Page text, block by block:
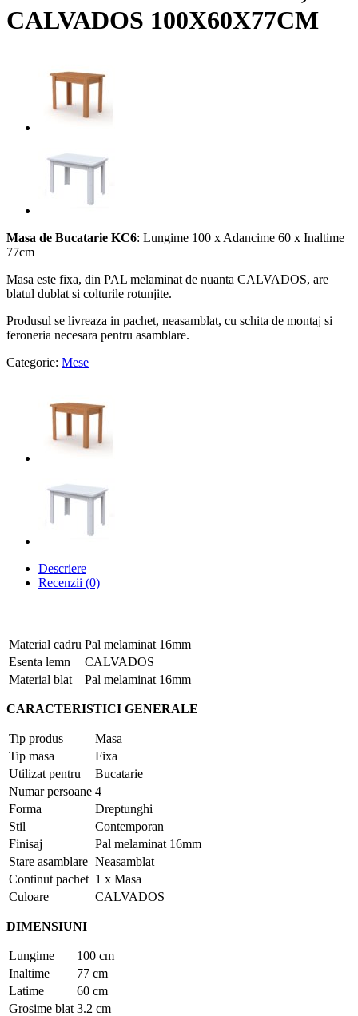
CALVADOS 100X60X77CM
Masa de Bucatarie KC6: Lungime 100 x Adancime 60 x Inaltime
77cm
Masa este fixa, din PAL melaminat de nuanta CALVADOS, are
blatul dublat si colturile rotunjite.
Produsul se livreaza in pachet, neasamblat, cu schita de montaj si
feroneria necesara pentru asamblare.
Categorie: Mese
Descriere
Recenzii (0)
Material cadru Pal melaminat 16mm
Esenta lemn
CALVADOS
Material blat
Pal melaminat 16mm
CARACTERISTICI GENERALE
Tip produs
Masa
Tip masa
Fixa
Utilizat pentru
Bucatarie
Numar persoane 4
Forma
Dreptunghi
Stil
Contemporan
Finisaj
Pal melaminat 16mm
Stare asamblare Neasamblat
Continut pachet 1 x Masa
Culoare
CALVADOS
DIMENSIUNI
Lungime
100 cm
Inaltime
77 cm
Latime
60 cm
Grosime blat 3.2 cm